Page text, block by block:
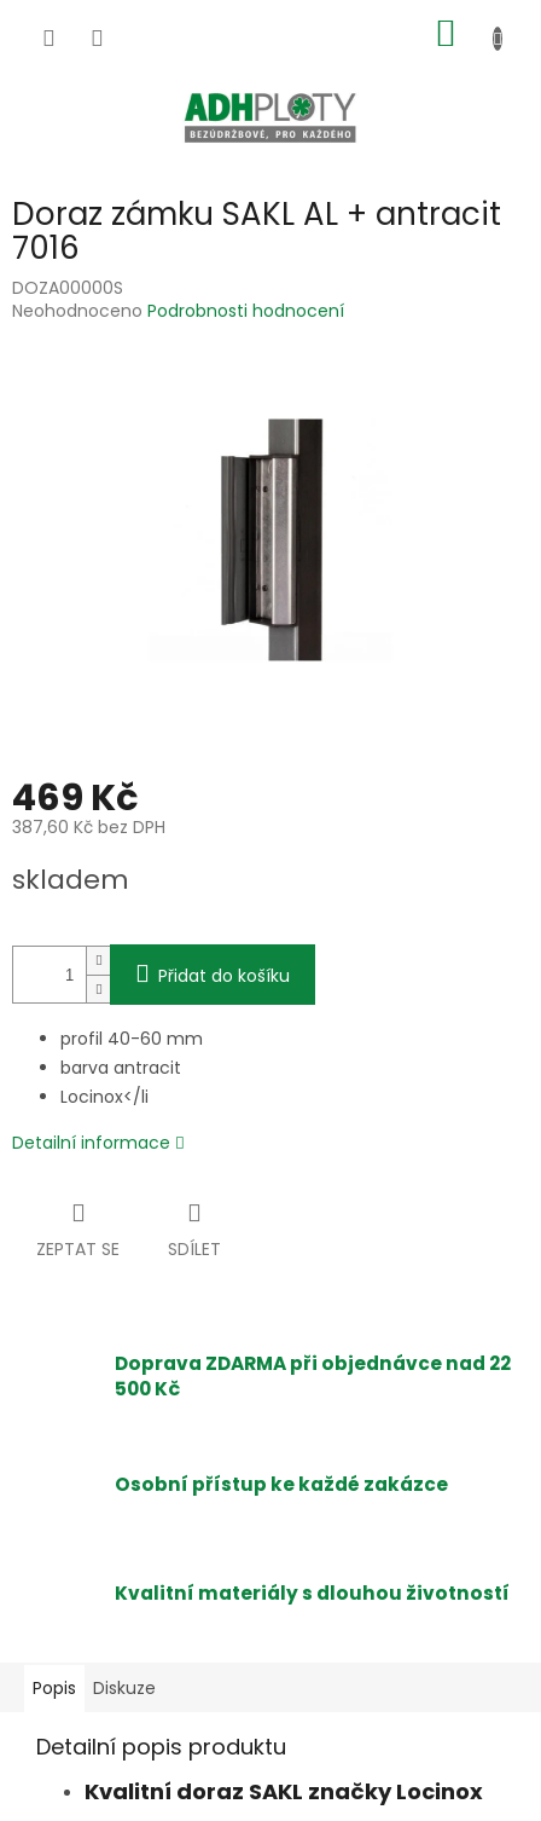
KOŠÍK
Doraz zámku SAKL AL + antracit
7016
DOZA00000S
Průměrné
Neohodnoceno Podrobnosti hodnocení
469 Kč
387,60 Kč bez DPH
cena:
skladem
Přidat do košíku
profil 40-60 mm
barva antracit
Locinox</li
Detailní informace
ZEPTAT SE SDÍLET
Doprava ZDARMA při objednávce nad 22
500 Kč
Osobní přístup ke každé zakázce
Kvalitní materiály s dlouhou životností
Popis Diskuze
Detailní popis produktu
Kvalitní doraz SAKL značky Locinox